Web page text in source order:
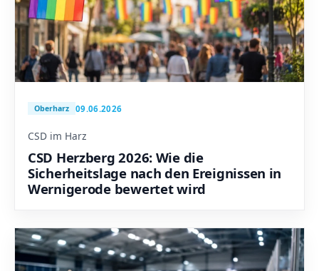
Oberharz 09.06.2026
CSD im Harz
CSD Herzberg 2026: Wie die
Sicherheitslage nach den Ereignissen in
Wernigerode bewertet wird